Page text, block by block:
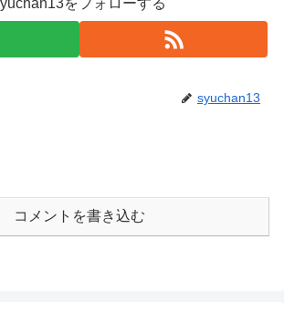
をフォローする
syuchan13
コメントを書き込む